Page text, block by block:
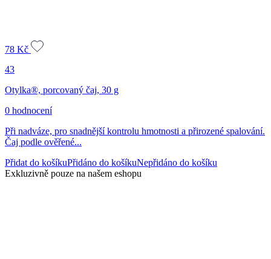
78 Kč
43
Otylka®, porcovaný čaj, 30 g
0 hodnocení
Při nadváze, pro snadnější kontrolu hmotnosti a přirozené spalování.
Čaj podle ověřené...
Přidat do košíkuPřidáno do košíkuNepřidáno do košíku
Exkluzivně pouze na našem eshopu